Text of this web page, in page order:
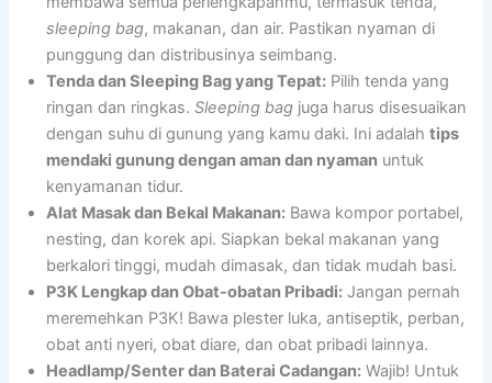
sleeping bag, makanan, dan air. Pastikan nyaman di
punggung dan distribusinya seimbang.
Tenda dan Sleeping Bag yang Tepat: Pilih tenda yang
ringan dan ringkas.Sleeping bag juga harus disesuaikan
dengan suhu di gunung yang kamu daki. Ini adalahtips
mendaki gunung dengan aman dan nyaman untuk
kenyamanan tidur.
Alat Masak dan Bekal Makanan: Bawa kompor portabel,
nesting, dan korek api. Siapkan bekal makanan yang
berkalori tinggi, mudah dimasak, dan tidak mudah basi.
P3K Lengkap dan Obat-obatan Pribadi: Jangan pernah
meremehkan P3K! Bawa plester luka, antiseptik, perban,
obat anti nyeri, obat diare, dan obat pribadi lainnya.
Headlamp/Senter dan Baterai Cadangan: Wajib! Untuk